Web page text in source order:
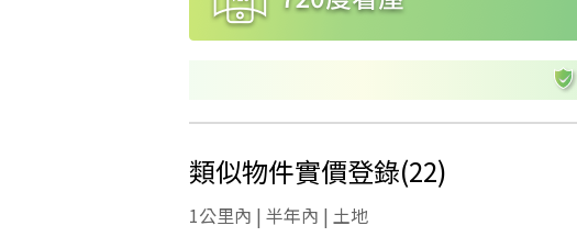
類似物件實價登錄(22)
1公里內 | 半年內 | 土地